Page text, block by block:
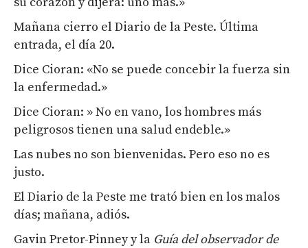
Mañana cierro el Diario de la Peste. Última
entrada, el día 20.
Dice Cioran: «No se puede concebir la fuerza sin
la enfermedad.»
Dice Cioran: » No en vano, los hombres más
peligrosos tienen una salud endeble.»
Las nubes no son bienvenidas. Pero eso no es
justo.
El Diario de la Peste me trató bien en los malos
días; mañana, adiós.
Gavin Pretor-Pinney y la Guía del observador de